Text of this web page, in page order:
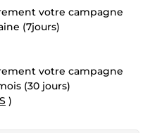
votre campagne
(7jours)
votre campagne
(30 jours)
)